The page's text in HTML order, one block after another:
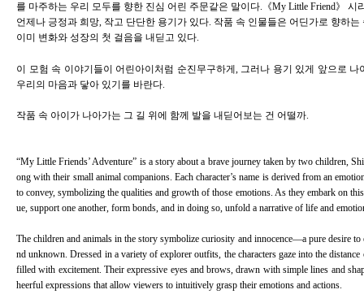
를 마주하는 우리 모두를 향한 진심 어린 주문같은 말이다.《My Little Friend》 시
언제나 긍정과 희망, 작고 단단한 용기 가 있다. 작품 속 인물들은 어딘가로 향하는
이미 변화와 성장의 첫 걸음을 내딛고 있다.
이 모험 속 이야기들이 어린아이처럼 순진무구하게, 그러나 용기 있게 앞으로 나
우리의 마음과 닿아 있기를 바란다.
작품 속 아이가 나아가는 그 길 위에 함께 발을 내딛어보는 건 어떨까.
“My Little Friends’ Adventure” is a story about a brave journey taken by two children,
ong with their small animal companions. Each character’s name is derived from an
to convey, symbolizing the qualities and growth of those emotions. As they embark on
ue, support one another, form bonds, and in doing so, unfold a narrative of life and
The children and animals in the story symbolize curiosity and innocence—a pure desire to
nd unknown. Dressed in a variety of explorer outfits, the characters gaze into the
filled with excitement. Their expressive eyes and brows, drawn with simple lines and
heerful expressions that allow viewers to intuitively grasp their emotions and actions.